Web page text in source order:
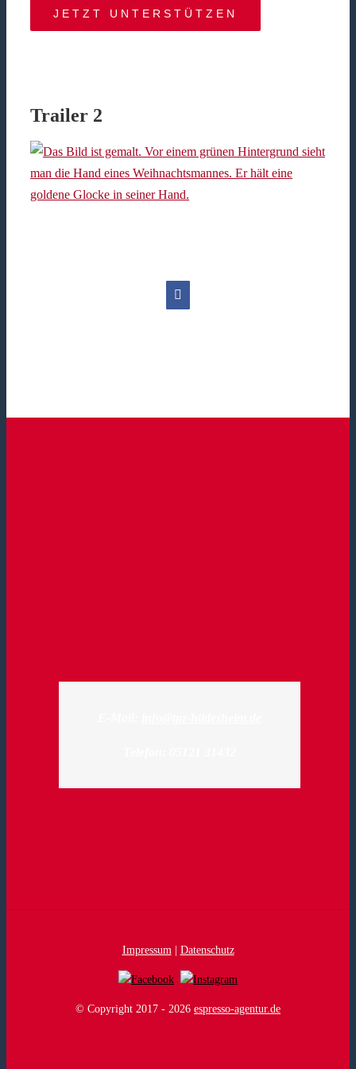
JETZT UNTERSTÜTZEN
Trailer 2
Facebook
Impressum| Datenschutz
© Copyright 2017 - 2026 espresso-agentur.de